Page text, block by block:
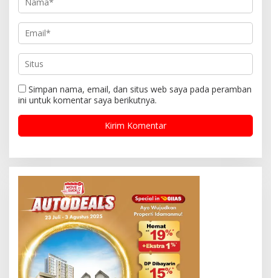
Simpan nama, email, dan situs web saya pada peramban
ini untuk komentar saya berikutnya.